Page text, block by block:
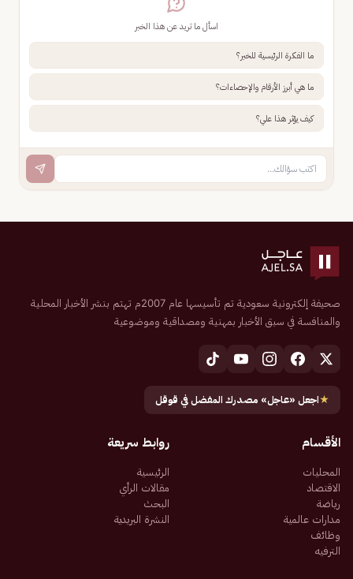
اسأل ما تريد عن هذا الخبر
ما الفكرة الرئيسية للخبر؟
ما هي أبرز الأرقام والإحصاءات؟
كيف يؤثر هذا علي؟
صحيفة إلكترونية سعودية تم تأسيسها عام 2007م تهتم بنشر الأخبار المحلية
والمنافسة في سبق الأخبار بمهنية ومصداقية وموضوعية
★اجعل «عاجل» مصدرك المفضل في قوقل
الأقسام
المحليات
الاقتصاد
رياضة
مدارات عالمية
وظائف
الترفيه
روابط سريعة
الرئيسية
مقالات الرأي
البحث
النشرة البريدية